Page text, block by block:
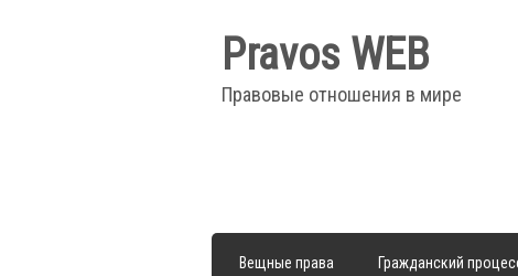
Pravos WEB
Правовые отношения в мире
Вещные права Гражданский